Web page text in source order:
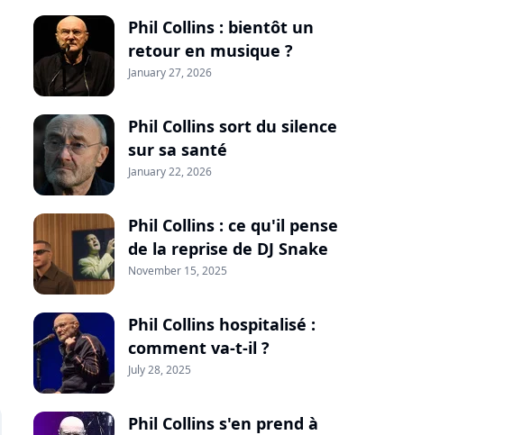
Phil Collins : bientôt un
retour en musique ?
January 27, 2026
Phil Collins sort du silence
sur sa santé
January 22, 2026
Phil Collins : ce qu'il pense
de la reprise de DJ Snake
November 15, 2025
Phil Collins hospitalisé :
comment va-t-il ?
July 28, 2025
Phil Collins s'en prend à